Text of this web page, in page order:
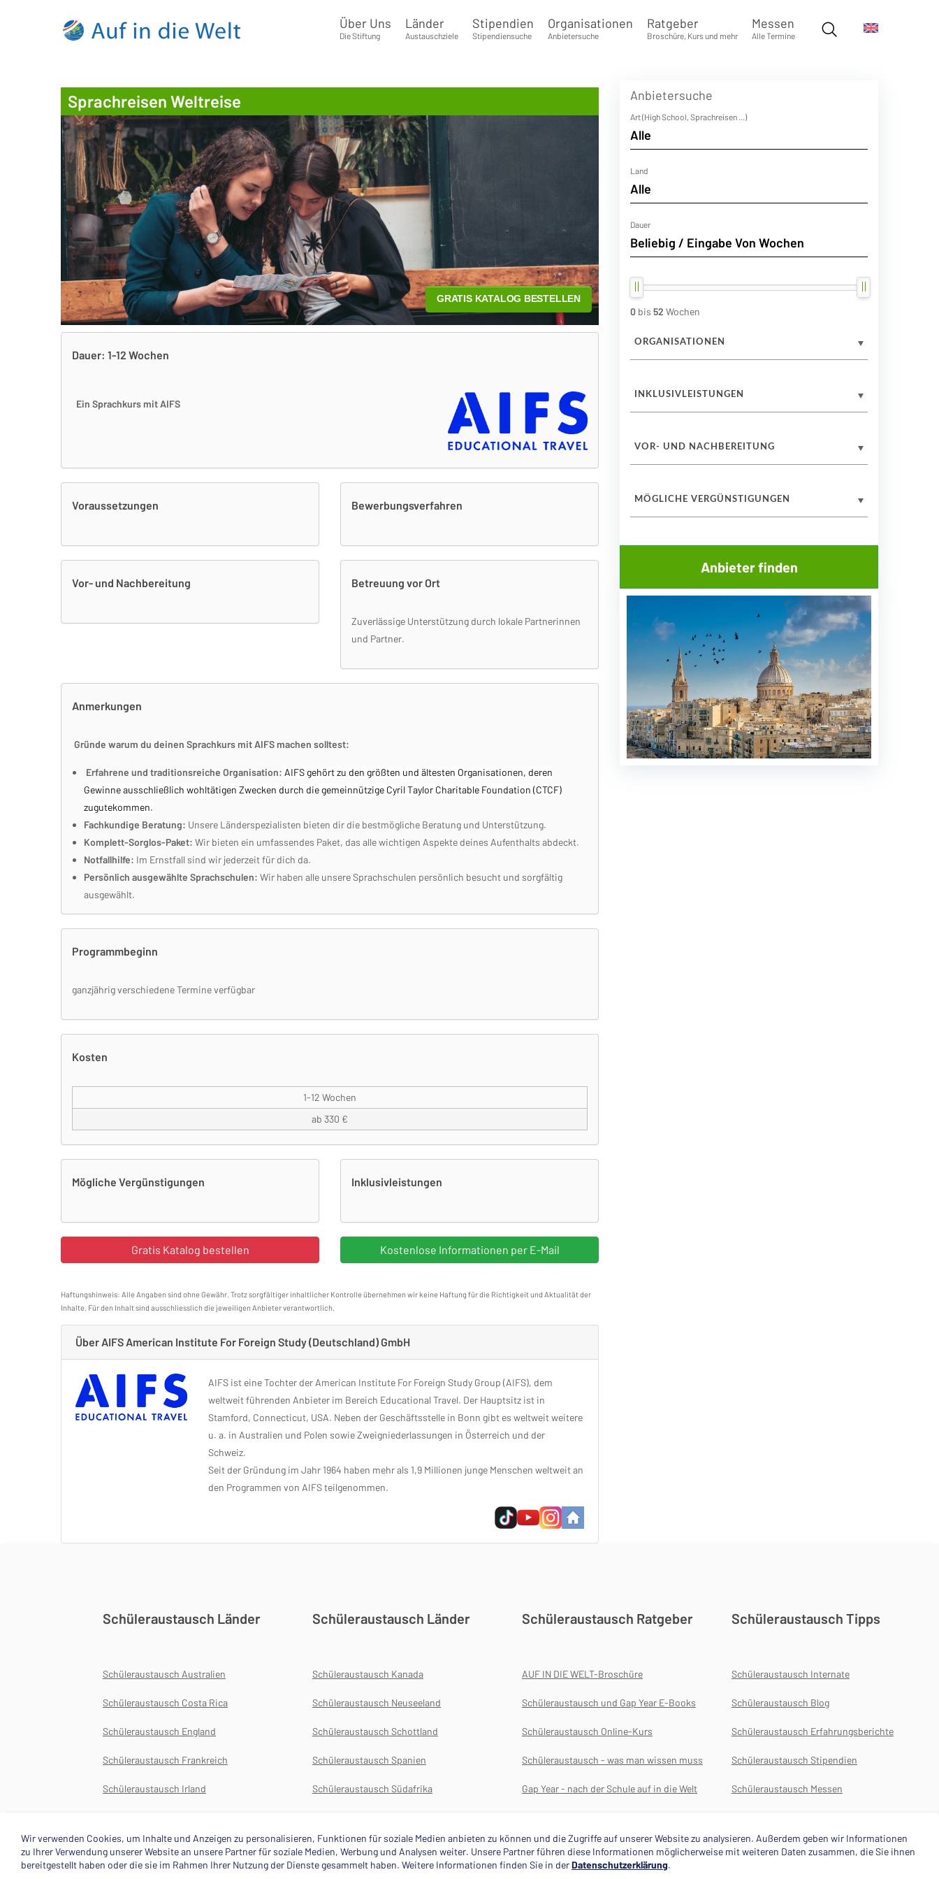
Über Uns
Die Stiftung
Länder
Austauschziele
Stipendien
Stipendiensuche
Organisationen
Anbietersuche
Ratgeber
Broschüre, Kurs und mehr
Messen
Alle Termine
Sprachreisen Weltreise
Dauer: 1-12 Wochen
Ein Sprachkurs mit AIFS
Voraussetzungen Bewerbungsverfahren
Vor- und Nachbereitung Betreuung vor Ort
Zuverlässige Unterstützung durch lokale Partnerinnen
und Partner.
Anmerkungen
Gründe warum du deinen Sprachkurs mit AIFS machen solltest:
Erfahrene und traditionsreiche Organisation: AIFS gehört zu den größten und ältesten Organisationen, deren
Gewinne ausschließlich wohltätigen Zwecken durch die gemeinnützige Cyril Taylor Charitable Foundation (CTCF)
zugutekommen.
Fachkundige Beratung: Unsere Länderspezialisten bieten dir die bestmögliche Beratung und Unterstützung.
Komplett-Sorglos-Paket: Wir bieten ein umfassendes Paket, das alle wichtigen Aspekte deines Aufenthalts abdeckt.
Notfallhilfe: Im Ernstfall sind wir jederzeit für dich da.
Persönlich ausgewählte Sprachschulen: Wir haben alle unsere Sprachschulen persönlich besucht und sorgfältig
ausgewählt.
Programmbeginn
ganzjährig verschiedene Termine verfügbar
Kosten
1-12 Wochen
ab 330 €
Mögliche Vergünstigungen Inklusivleistungen
Haftungshinweis: Alle Angaben sind ohne Gewähr. Trotz sorgfältiger inhaltlicher Kontrolle übernehmen wir keine Haftung für die Richtigkeit und Aktualität der
Inhalte. Für den Inhalt sind ausschliesslich die jeweiligen Anbieter verantwortlich.
Über AIFS American Institute For Foreign Study (Deutschland) GmbH
AIFS ist eine Tochter der American Institute For Foreign Study Group (AIFS), dem
weltweit führenden Anbieter im Bereich Educational Travel. Der Hauptsitz ist in
Stamford, Connecticut, USA. Neben der Geschäftsstelle in Bonn gibt es weltweit weitere
u. a. in Australien und Polen sowie Zweigniederlassungen in Österreich und der
Schweiz.
Seit der Gründung im Jahr 1964 haben mehr als 1,9 Millionen junge Menschen weltweit an
den Programmen von AIFS teilgenommen.
Anbietersuche
Art (High School, Sprachreisen ...)
Land
Dauer
0 bis 52 Wochen
ORGANISATIONEN
INKLUSIVLEISTUNGEN
VOR- UND NACHBEREITUNG
MÖGLICHE VERGÜNSTIGUNGEN
Schüleraustausch Länder
Schüleraustausch Australien
Schüleraustausch Costa Rica
Schüleraustausch England
Schüleraustausch Frankreich
Schüleraustausch Irland
Schüleraustausch Länder
Schüleraustausch Kanada
Schüleraustausch Neuseeland
Schüleraustausch Schottland
Schüleraustausch Spanien
Schüleraustausch Südafrika
Schüleraustausch Ratgeber
AUF IN DIE WELT-Broschüre
Schüleraustausch und Gap Year E-Books
Schüleraustausch Online-Kurs
Schüleraustausch - was man wissen muss
Gap Year - nach der Schule auf in die Welt
Schüleraustausch Tipps
Schüleraustausch Internate
Schüleraustausch Blog
Schüleraustausch Erfahrungsberichte
Schüleraustausch Stipendien
Schüleraustausch Messen
Wir verwenden Cookies, um Inhalte und Anzeigen zu personalisieren, Funktionen für soziale Medien anbieten zu können und die Zugriffe auf unserer Website zu analysieren. Außerdem geben wir Informationen
zu Ihrer Verwendung unserer Website an unsere Partner für soziale Medien, Werbung und Analysen weiter. Unsere Partner führen diese Informationen möglicherweise mit weiteren Daten zusammen, die Sie ihnen
bereitgestellt haben oder die sie im Rahmen Ihrer Nutzung der Dienste gesammelt haben. Weitere Informationen finden Sie in derDatenschutzerklärung.